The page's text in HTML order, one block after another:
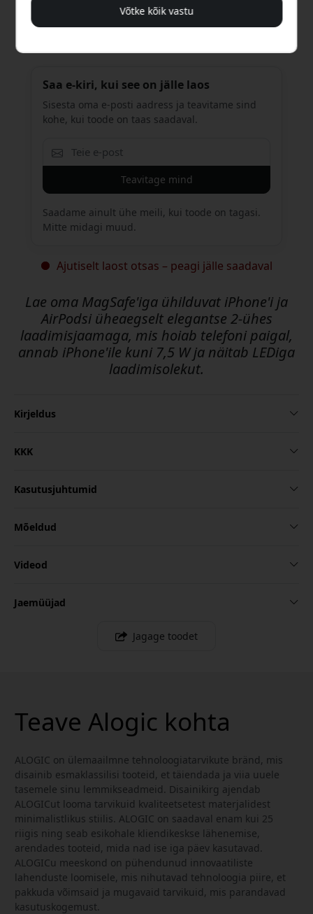
Soovitatav hind
99.99 EUR
Saa e-kiri, kui see on jälle laos
Sisesta oma e-posti aadress ja teavitame sind
kohe, kui toode on taas saadaval.
Teavitage mind
Saadame ainult ühe meili, kui toode on tagasi.
Mitte midagi muud.
Ajutiselt laost otsas – peagi jälle saadaval
Lae oma MagSafe'iga ühilduvat iPhone'i ja
AirPodsi üheaegselt elegantse 2-ühes
laadimisjaamaga, mis hoiab telefoni paigal,
annab iPhone'ile kuni 7,5 W ja näitab LEDiga
laadimisolekut.
Kirjeldus
KKK
Kasutusjuhtumid
Mõeldud
Videod
Jaemüüjad
Jagage toodet
Teave Alogic kohta
ALOGIC on ülemaailmne tehnoloogiatarvikute bränd, mis
disainib esmaklassilisi tooteid, et täiendada ja viia uuele
tasemele sinu lemmikseadmeid. Disainikirg ajendab
ALOGICut looma tarvikuid kvaliteetsetest materjalidest
minimalistlikus stiilis. ALOGIC on saadaval enam kui 25
riigis ning seab esikohale kliendikeskse lähenemise,
arendades tooteid, mida nad ise iga päev kasutavad.
ALOGICu meeskond on pühendunud innovaatiliste
lahenduste loomisele, mis nihutavad tehnoloogia piire, et
pakkuda võimsaid ja mugavaid tarvikuid, mis parandavad
kasutuskogemust.
Võtke kõik vastu